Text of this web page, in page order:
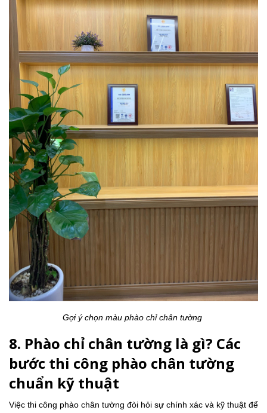
Gợi ý chọn màu phào chỉ chân tường
8. Phào chỉ chân tường là gì? Các
bước thi công phào chân tường
chuẩn kỹ thuật
Việc thi công phào chân tường đòi hỏi sự chính xác và kỹ thuật để